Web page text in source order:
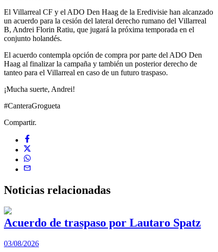
El Villarreal CF y el ADO Den Haag de la Eredivisie han alcanzado
un acuerdo para la cesión del lateral derecho rumano del Villarreal
B, Andrei Florin Ratiu, que jugará la próxima temporada en el
conjunto holandés.
El acuerdo contempla opción de compra por parte del ADO Den
Haag al finalizar la campaña y también un posterior derecho de
tanteo para el Villarreal en caso de un futuro traspaso.
¡Mucha suerte, Andrei!
#CanteraGrogueta
Compartir.
Noticias relacionadas
Acuerdo de traspaso por Lautaro Spatz
03/08/2026